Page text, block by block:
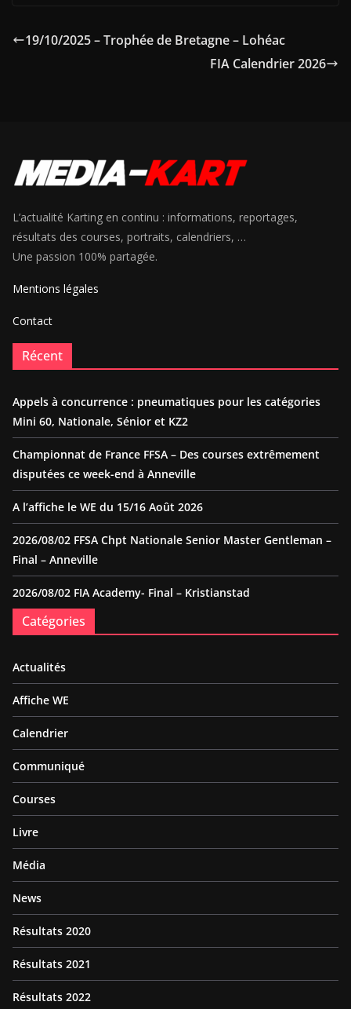
19/10/2025 – Trophée de Bretagne – Lohéac
FIA Calendrier 2026
L’actualité Karting en continu : informations, reportages,
résultats des courses, portraits, calendriers, …
Une passion 100% partagée.
Mentions légales
Contact
Récent
Appels à concurrence : pneumatiques pour les catégories
Mini 60, Nationale, Sénior et KZ2
Championnat de France FFSA – Des courses extrêmement
disputées ce week-end à Anneville
A l’affiche le WE du 15/16 Août 2026
2026/08/02 FFSA Chpt Nationale Senior Master Gentleman –
Final – Anneville
2026/08/02 FIA Academy- Final – Kristianstad
Catégories
Actualités
Affiche WE
Calendrier
Communiqué
Courses
Livre
Média
News
Résultats 2020
Résultats 2021
Résultats 2022